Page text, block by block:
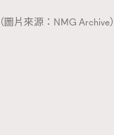
（圖片來源：NMG Archive）